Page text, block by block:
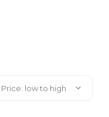
Price: low to high